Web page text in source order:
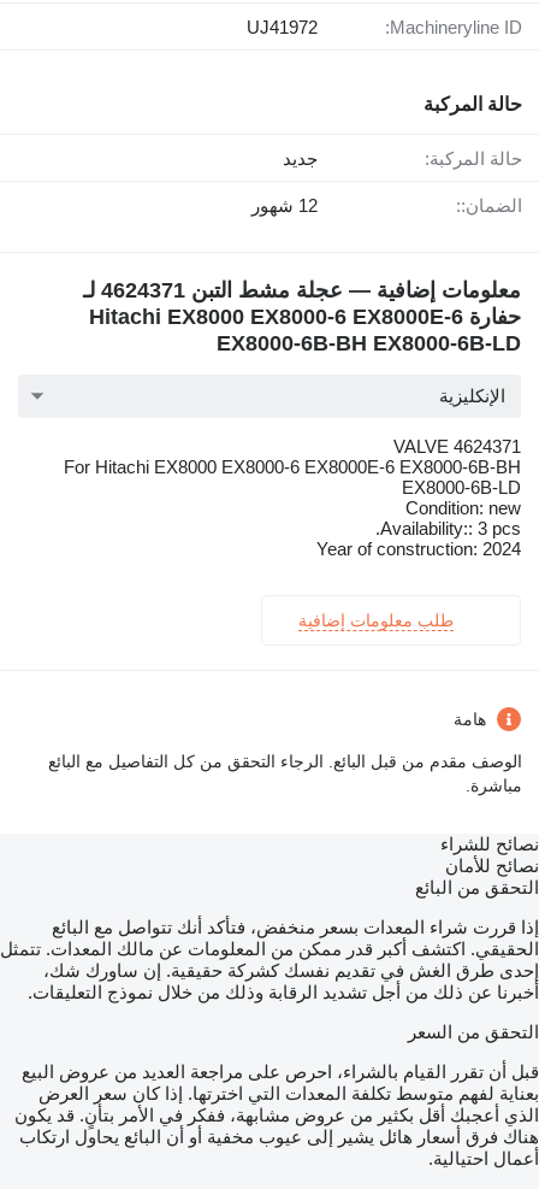
Machineryline ID:
UJ41972
حالة المركبة
حالة المركبة: جديد
الضمان:: 12 شهور
معلومات إضافية — عجلة مشط التبن 4624371 لـ
حفارة Hitachi EX8000 EX8000-6 EX8000E-6
EX8000-6B-BH EX8000-6B-LD
الإنكليزية
4624371 VALVE
For Hitachi EX8000 EX8000-6 EX8000E-6 EX8000-6B-BH
EX8000-6B-LD
Condition: new
Availability:: 3 pcs.
Year of construction: 2024
طلب معلومات إضافية
هامة
الوصف مقدم من قبل البائع. الرجاء التحقق من كل التفاصيل مع البائع
مباشرة.
نصائح للشراء
نصائح للأمان
التحقق من البائع
إذا قررت شراء المعدات بسعر منخفض، فتأكد أنك تتواصل مع البائع
الحقيقي. اكتشف أكبر قدر ممكن من المعلومات عن مالك المعدات. تتمثل
إحدى طرق الغش في تقديم نفسك كشركة حقيقية. إن ساورك شك،
أخبرنا عن ذلك من أجل تشديد الرقابة وذلك من خلال نموذج التعليقات.
التحقق من السعر
قبل أن تقرر القيام بالشراء، احرص على مراجعة العديد من عروض البيع
بعناية لفهم متوسط تكلفة المعدات التي اخترتها. إذا كان سعر العرض
الذي أعجبك أقل بكثير من عروض مشابهة، ففكر في الأمر بتأنٍ. قد يكون
هناك فرق أسعار هائل يشير إلى عيوب مخفية أو أن البائع يحاول ارتكاب
أعمال احتيالية.